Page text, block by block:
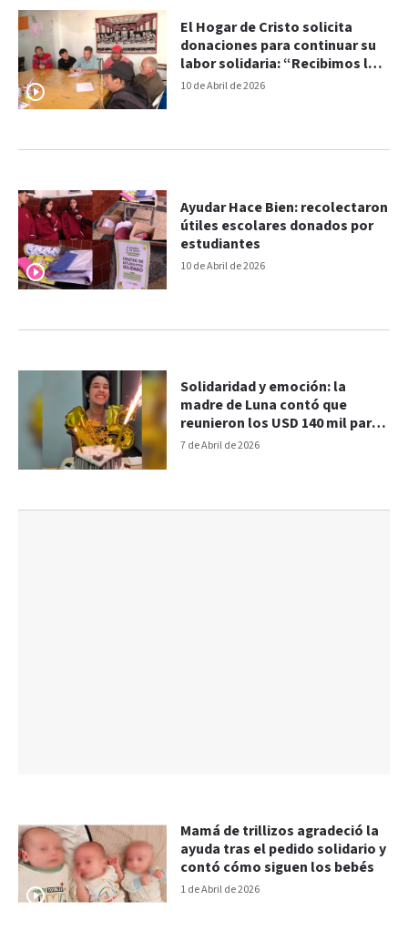
10 de Abril de 2026
El Hogar de Cristo solicita
donaciones para continuar su
labor solidaria: “Recibimos la
vida como viene”
10 de Abril de 2026
Ayudar Hace Bien: recolectaron
útiles escolares donados por
estudiantes
7 de Abril de 2026
Solidaridad y emoción: la
madre de Luna contó que
reunieron los USD 140 mil para
el tratamiento y agradeció la
1 de Abril de 2026
Mamá de trillizos agradeció la
ayuda tras el pedido solidario y
contó cómo siguen los bebés